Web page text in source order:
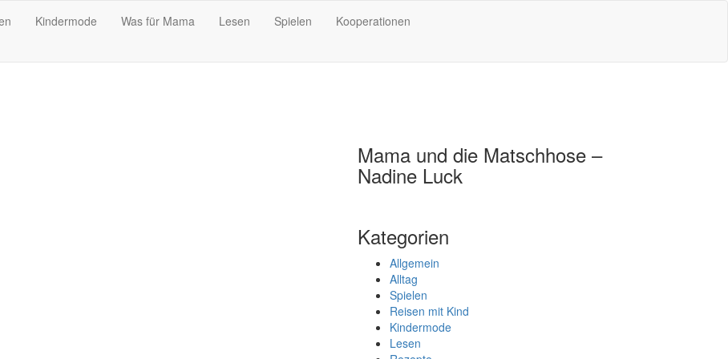
Kindermode Was für Mama Lesen Spielen Kooperationen
Mama und die Matschhose –
Nadine Luck
Kategorien
Allgemein
Alltag
Spielen
Reisen mit Kind
Kindermode
Lesen